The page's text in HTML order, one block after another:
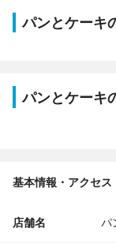
パンとケー
パンとケーキ
基本情報・アクセス
店舗名 パ